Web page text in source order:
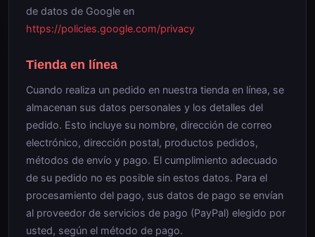
de datos de Google en
https://policies.google.com/privacy
Tienda en línea
Cuando realiza un pedido en nuestra tienda en línea, se
almacenan sus datos personales y los detalles del
pedido. Esto incluye su nombre, dirección de correo
electrónico, dirección postal, productos pedidos,
métodos de envío y pago. El cumplimiento adecuado
de su pedido no es posible sin estos datos. Para el
procesamiento del pago, sus datos de pago se envían
al proveedor de servicios de pago (PayPal) elegido por
usted, según el método de pago.